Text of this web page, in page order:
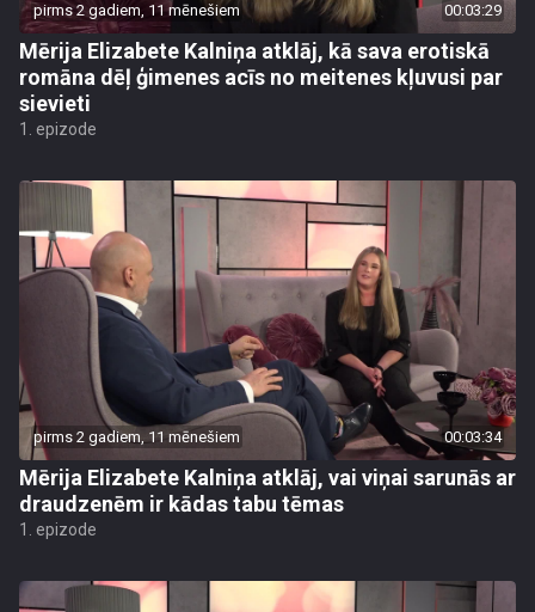
pirms 2 gadiem, 11 mēnešiem 00:03:29
Mērija Elizabete Kalniņa atklāj, kā sava erotiskā
romāna dēļ ģimenes acīs no meitenes kļuvusi par
sievieti
1. epizode
pirms 2 gadiem, 11 mēnešiem 00:03:34
Mērija Elizabete Kalniņa atklāj, vai viņai sarunās ar
draudzenēm ir kādas tabu tēmas
1. epizode